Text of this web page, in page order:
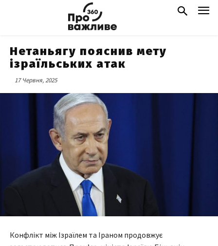
Нетаньягу пояснив мету
ізраїльських атак
17 Червня, 2025
Конфлікт між Ізраїлем та Іраном продовжує